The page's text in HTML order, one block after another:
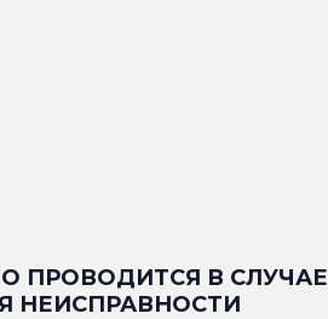
ПРОВОДИТСЯ В СЛУЧАЕ
НЕИСПРАВНОСТИ